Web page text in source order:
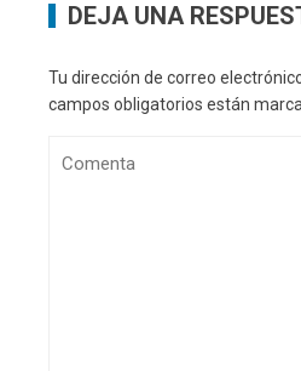
DEJA UNA
Tu dirección de correo
campos obligatorios están